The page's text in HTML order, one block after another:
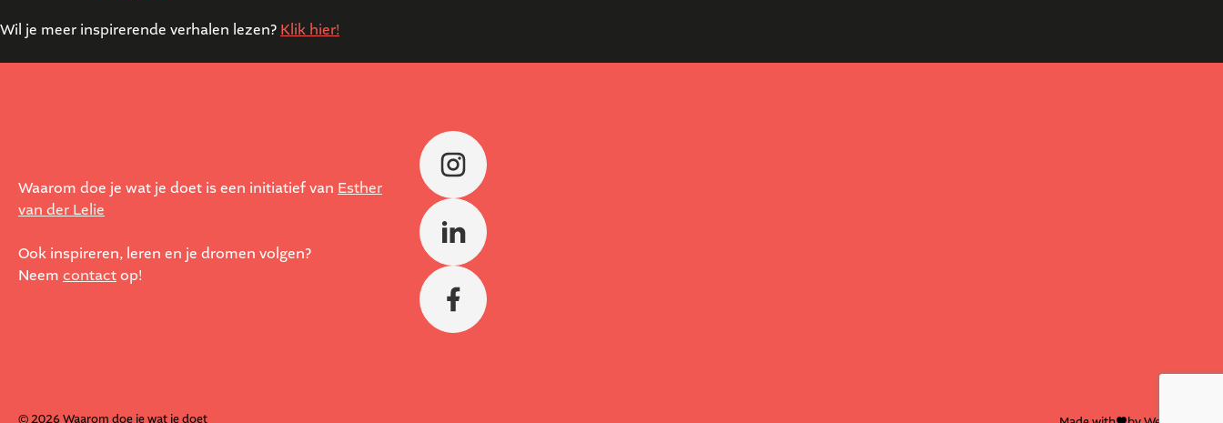
Wil je meer inspirerende verhalen lezen? Klik hier!
Waarom doe je wat je doet is een initiatief van Esther
van der Lelie
Ook inspireren, leren en je dromen volgen?
Neem contactop!
© 2026 Waarom doe je wat je doet